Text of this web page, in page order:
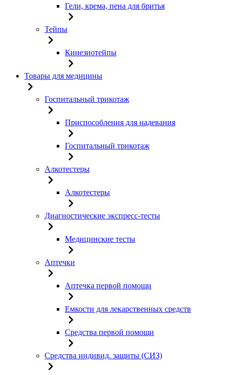
Гели, крема, пена для бритья
Тейпы
Кинезиотейпы
Товары для медицины
Госпитальный трикотаж
Приспособления для надевания
Госпитальный трикотаж
Алкотестеры
Алкотестеры
Диагностические экспресс-тесты
Медицинские тесты
Аптечки
Аптечка первой помощи
Емкости для лекарственных средств
Средства первой помощи
Средства индивид. защиты (СИЗ)